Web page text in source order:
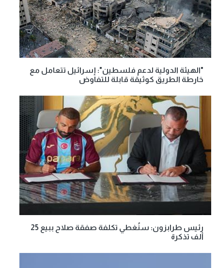
"الهيئة الدولية لدعم فلسطين": إسرائيل تتعامل مع
خارطة الطريق كوثيقة قابلة للتفاوض
رئيس طرابزون: سنُغطي تكلفة صفقة صلاح ببيع 25
ألف تذكرة